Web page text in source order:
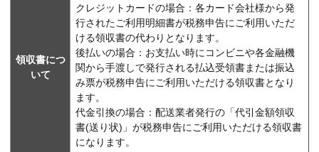
領収書につ
いて
クレジットカードの場合：各カード会社様から発
行されたご利用明細書が税務申告にご利用いただ
ける領収書の代わりとなります。
後払いの場合：お支払い時にコンビニや各金融機
関から手渡しで発行される払込受領書または振込
み票が税務申告にご利用いただける領収書となり
ます。
代金引換の場合：配送業者発行の「代引金額領収
書(送り状)」が税務申告にご利用いただける領収書
になります。